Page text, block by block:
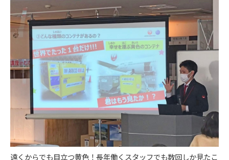
遠くからでも目立つ黄色！長年働くスタッフでも数回しか見たこ